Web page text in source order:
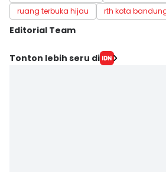
ruang terbuka hijau
rth kota
Editorial Team
Editor
Tonton lebih seru di